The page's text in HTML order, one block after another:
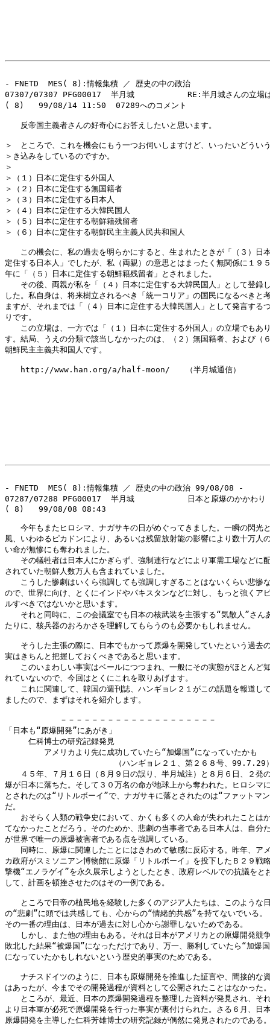
- FNETD  MES( 8):情報集積 ／ 歴史の中の政治
07307/07307 PFG00017  半月城           RE:半月城さんの立場
( 8)   99/08/14 11:50  07289へのコメント
反帝国主義者さんの好奇心にお答えしたいと思います。
＞　ところで、これを機会にもう一つお伺いしますけど、いったいどうい
＞き込みをしているのですか。
＞
＞（１）日本に定住する外国人
＞（２）日本に定住する無国籍者
＞（３）日本に定住する日本人
＞（４）日本に定住する大韓民国人
＞（５）日本に定住する朝鮮籍残留者
＞（６）日本に定住する朝鮮民主主義人民共和国人
この機会に、私の過去を明らかにすると、生まれたときが「（３）日
定住する日本人」でしたが、私（両親）の意思とはまったく無関係に１９
年に「（５）日本に定住する朝鮮籍残留者」とされました。
その後、両親が私を「（４）日本に定住する大韓民国人」として登録
した。私自身は、将来樹立されるべき「統一コリア」の国民になるべきと
ますが、それまでは「（４）日本に定住する大韓民国人」として発言する
りです。
この立場は、一方では「（１）日本に定住する外国人」の立場でもあ
す。結局、うえの分類で該当しなかったのは、（２）無国籍者、および（
朝鮮民主主義共和国人です。
http://www.han.org/a/half-moon/　　（半月城通信）
- FNETD  MES( 8):情報集積 ／ 歴史の中の政治 99/08/08 -
07287/07288 PFG00017  半月城           日本と原爆のかかわり
( 8)   99/08/08 08:43
今年もまたヒロシマ、ナガサキの日がめぐってきました。一瞬の閃光
風、いわゆるピカドンにより、あるいは残留放射能の影響により数十万人
い命が無惨にも奪われました。
その犠牲者は日本人にかぎらず、強制連行などにより軍需工場などに
されていた朝鮮人数万人も含まれていました。
こうした惨劇はいくら強調しても強調しすぎることはないくらい悲惨
ので、世界に向け、とくにインドやパキスタンなどに対し、もっと強くア
ルすべきではないかと思います。
それと同時に、この会議室でも日本の核武装を主張する“気散人”さん
たりに、核兵器のおろかさを理解してもらうのも必要かもしれません。
そうした主張の際に、日本でもかって原爆を開発していたという過去
実はきちんと把握しておくべきであると思います。
このいまわしい事実はベールにつつまれ、一般にその実態がほとんど
れていないので、今回はとくにこれを取りあげます。
これに関連して、韓国の週刊誌、ハンギョレ２１がこの話題を報道し
ましたので、まずはそれを紹介します。
－－－－－－－－－－－－－－－－－－－－
「日本も“原爆開発”にあがき」
仁科博士の研究記録発見
アメリカより先に成功していたら“加爆国”になっていたかも
（ハンギョレ２１、第２６８号、99.7.29
４５年、７月１６日（８月９日の誤り、半月城注）と８月６日、２発
爆が日本に落ちた。そして３０万名の命が地球上から奪われた。ヒロシマ
とされたのは“リトルボーイ”で、ナガサキに落とされたのは“ファットマ
だ。
おそらく人類の戦争史において、かくも多くの人命が失われたことは
てなかったことだろう。そのためか、悲劇の当事者である日本人は、自分
が世界で唯一の原爆被害者である点を強調している。
同時に、原爆に関連したことにはきわめて敏感に反応する。昨年、ア
カ政府がスミソニアン博物館に原爆「リトルボーイ」を投下したＢ２９戦
撃機“エノラゲイ”を永久展示しようとしたとき、政府レベルでの抗議をと
して、計画を頓挫させたのはその一例である。
ところで日帝の植民地を経験した多くのアジア人たちは、このような
の“悲劇”に頭では共感しても、心からの“情緒的共感”を持てないでいる。
その一番の理由は、日本が過去に対し心から謝罪しないためである。
しかし、また他の理由もある。それは日本がアメリカとの原爆開発競
敗北した結果“被爆国”になっただけであり、万一、勝利していたら“加爆国
になっていたかもしれないという歴史的事実のためである。
ナチスドイツのように、日本も原爆開発を推進した証言や、間接的な
はあったが、今までその開発過程が資料として公開されたことはなかった
ところが、最近、日本の原爆開発過程を整理した資料が発見され、そ
より日本軍が必死で原爆開発を行った事実が裏付けられた。さる６月、日
原爆開発を主導した仁科芳雄博士の研究記録が偶然に発見されたのである